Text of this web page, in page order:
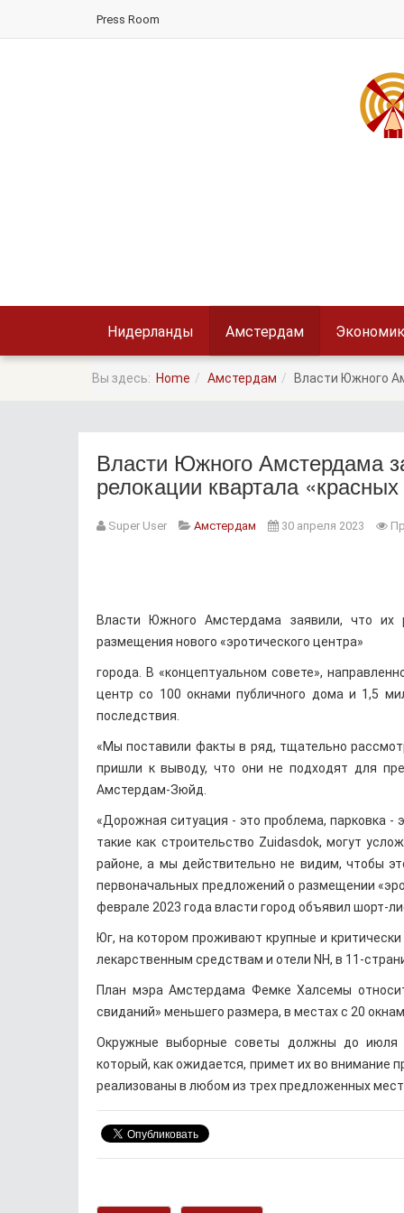
Press Room
Нидерланды Амстердам
Вы здесь: Home Амстердам Власти Южного
Власти Южного Амстердама
релокации квартала
Super User Амстердам 30 апреля 2023
Власти Южного Амстердама заявили, что их
размещения нового «эротического центра»
города. В «концептуальном совете»,
центр со 100 окнами публичного дома и 1,5
последствия.
«Мы поставили факты в ряд, тщательно
пришли к выводу, что они не подходят для
Амстердам-Зюйд.
«Дорожная ситуация - это проблема, парковка
такие как строительство Zuidasdok, могут
районе, а мы действительно не видим, чтобы
первоначальных предложений о размещении
феврале 2023 года власти город объявил шорт-
Юг, на котором проживают крупные и
лекарственным средствам и отели NH, в 11-
План мэра Амстердама Фемке Халсемы
свиданий» меньшего размера, в местах с 20
Окружные выборные советы должны до июля
который, как ожидается, примет их во внимание
реализованы в любом из трех предложенных